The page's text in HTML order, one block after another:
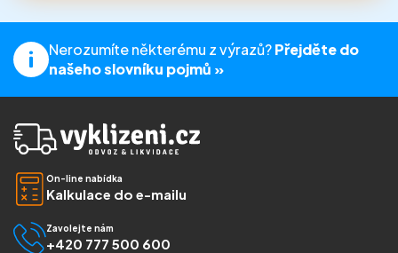
Nerozumíte některému z výrazů?Přejděte do
našeho slovníku pojmů »
On-line nabídka
Kalkulace do e-mailu
Zavolejte nám
+420 777 500 600